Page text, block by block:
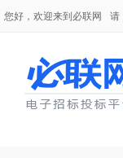
您好，欢迎来到必联网 请